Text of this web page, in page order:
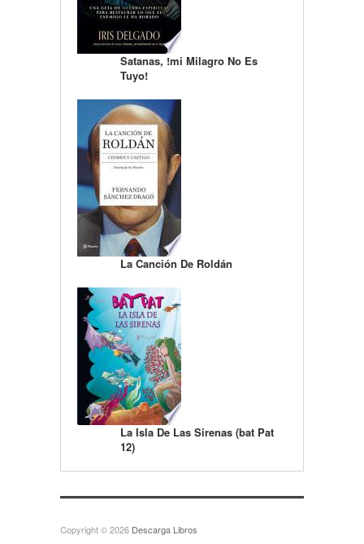
Satanas, !mi Milagro No Es
Tuyo!
La Canción De Roldán
La Isla De Las Sirenas (bat Pat
12)
Copyright © 2026 Descarga Libros